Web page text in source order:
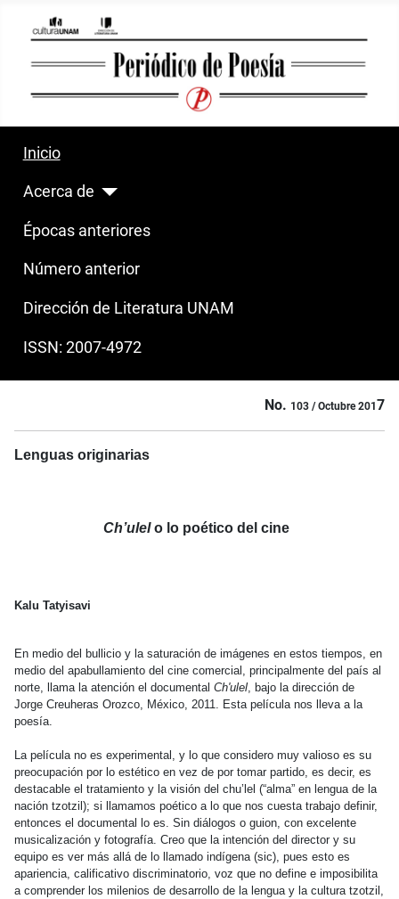
Inicio
Acerca de
Épocas anteriores
Número anterior
Dirección de Literatura UNAM
ISSN: 2007-4972
No. 103 / Octubre 201 7
Lenguas originarias
Ch’ulelo lo poético del cine
Kalu Tatyisavi
En medio del bullicio y la saturación de imágenes en estos tiempos, en
medio del apabullamiento del cine comercial, principalmente del país al
norte, llama la atención el documental Ch'ulel, bajo la dirección de
Jorge Creuheras Orozco, México, 2011. Esta película nos lleva a la
poesía.
La película no es experimental, y lo que considero muy valioso es su
preocupación por lo estético en vez de por tomar partido, es decir, es
destacable el tratamiento y la visión del chu’lel (“alma” en lengua de la
nación tzotzil); si llamamos poético a lo que nos cuesta trabajo definir,
entonces el documental lo es. Sin diálogos o guion, con excelente
musicalización y fotografía. Creo que la intención del director y su
equipo es ver más allá de lo llamado indígena (sic), pues esto es
apariencia, calificativo discriminatorio, voz que no define e imposibilita
a comprender los milenios de desarrollo de la lengua y la cultura tzotzil,